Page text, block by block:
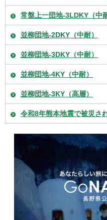
常盤上一団地-3LDKY（中耐
並柳団地-2DKY（中耐）
並柳団地-3DKY（中耐）
並柳団地-4KY（中耐）
並柳団地-3KY（高層）
令和8年熊本地震で被災さ